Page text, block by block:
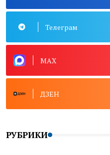
Телеграм
MAX
ДЗЕН
РУБРИКИ